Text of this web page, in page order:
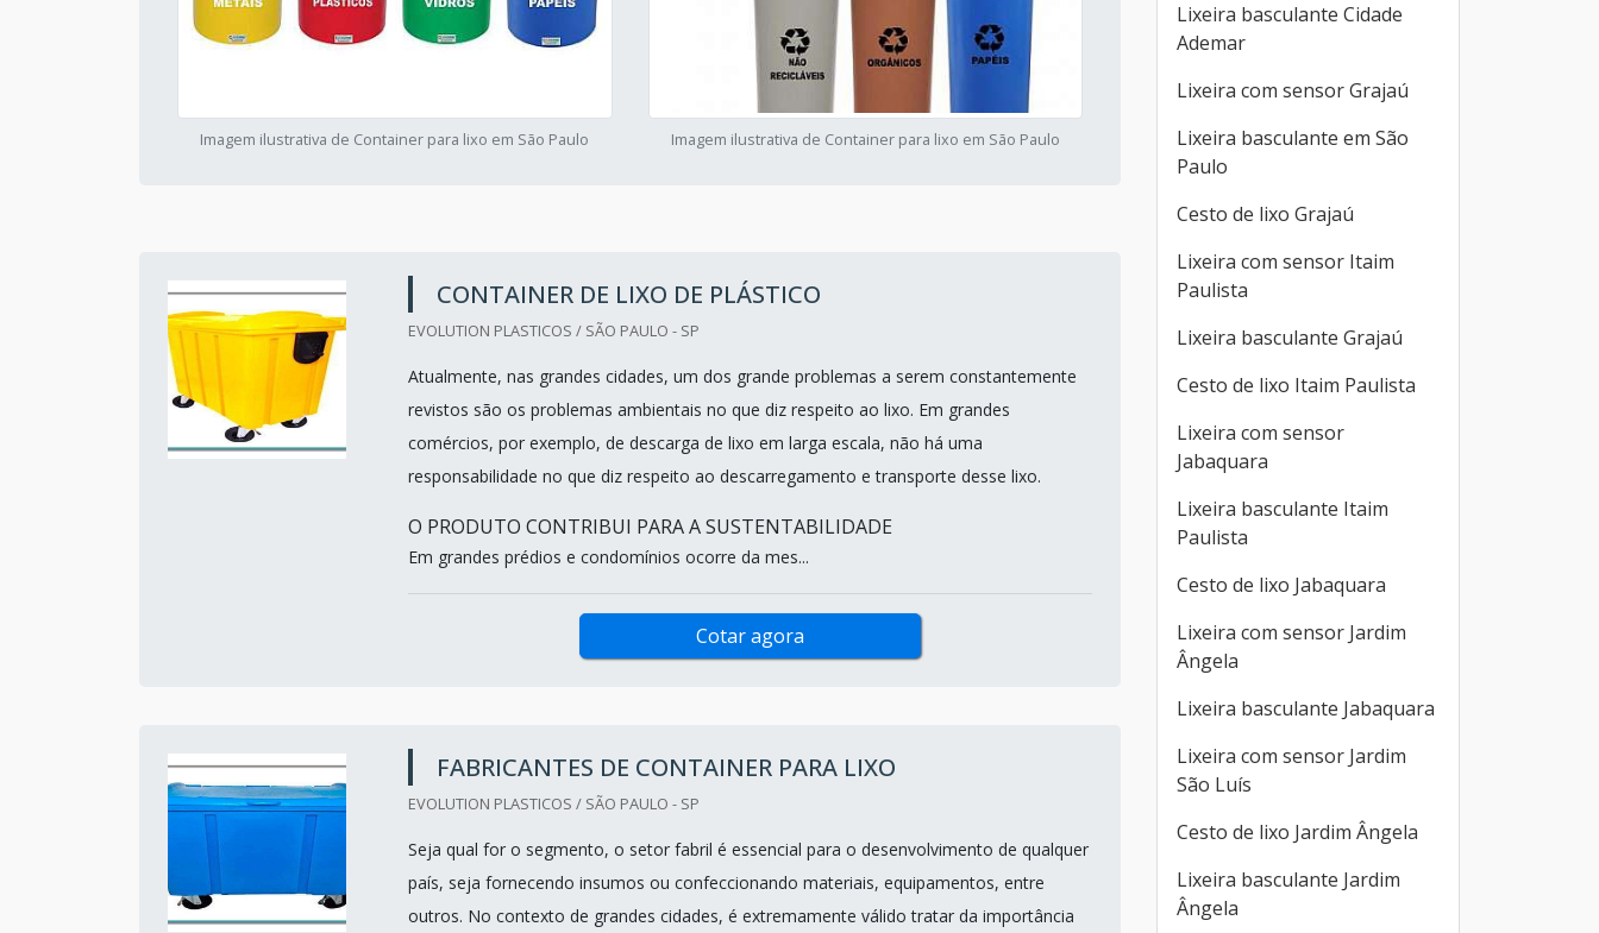
Imagem ilustrativa de Container para lixo em São Paulo Imagem ilustrativa de Container para lixo em São Paulo
CONTAINER DE LIXO DE PLÁSTICO
EVOLUTION PLASTICOS / SÃO PAULO - SP
Atualmente, nas grandes cidades, um dos grande problemas a serem constantemente
revistos são os problemas ambientais no que diz respeito ao lixo. Em grandes
comércios, por exemplo, de descarga de lixo em larga escala, não há uma
responsabilidade no que diz respeito ao descarregamento e transporte desse lixo.
O PRODUTO CONTRIBUI PARA A SUSTENTABILIDADE
Em grandes prédios e condomínios ocorre da mes...
Cotar agora
FABRICANTES DE CONTAINER PARA LIXO
EVOLUTION PLASTICOS / SÃO PAULO - SP
Seja qual for o segmento, o setor fabril é essencial para o desenvolvimento de qualquer
país, seja fornecendo insumos ou confeccionando materiais, equipamentos, entre
outros. No contexto de grandes cidades, é extremamente válido tratar da importância
Lixeira basculante Cidade
Ademar
Lixeira com sensor Grajaú
Lixeira basculante em São
Paulo
Cesto de lixo Grajaú
Lixeira com sensor Itaim
Paulista
Lixeira basculante Grajaú
Cesto de lixo Itaim Paulista
Lixeira com sensor
Jabaquara
Lixeira basculante Itaim
Paulista
Cesto de lixo Jabaquara
Lixeira com sensor Jardim
Ângela
Lixeira basculante Jabaquara
Lixeira com sensor Jardim
São Luís
Cesto de lixo Jardim Ângela
Lixeira basculante Jardim
Ângela